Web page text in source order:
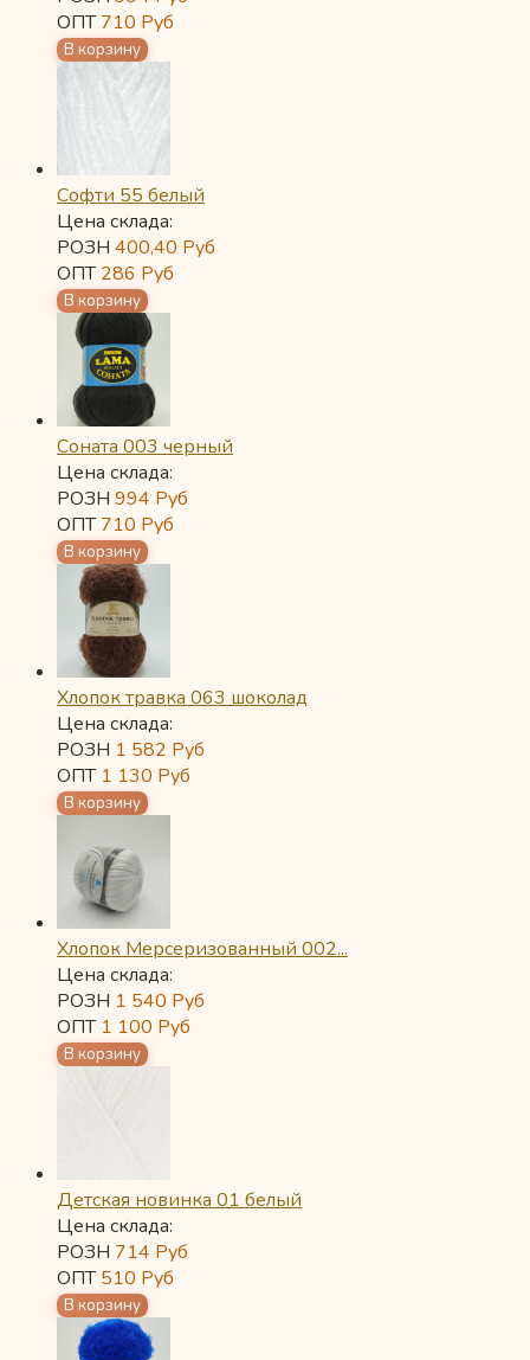
ОПТ710 Руб
Софти 55 белый
Цена склада:
РОЗН 400,40 Руб
ОПТ286 Руб
Соната 003 черный
Цена склада:
РОЗН 994 Руб
ОПТ710 Руб
Хлопок травка 063 шоколад
Цена склада:
РОЗН 1 582 Руб
ОПТ 1 130 Руб
Хлопок Мерсеризованный 002...
Цена склада:
РОЗН 1 540 Руб
ОПТ 1 100 Руб
Детская новинка 01 белый
Цена склада:
РОЗН 714 Руб
ОПТ510 Руб